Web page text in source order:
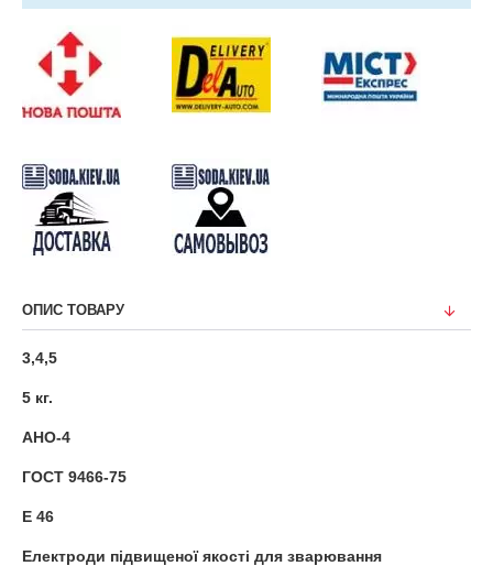
ОПИС ТОВАРУ
3,4,5
5 кг.
АНО-4
ГОСТ 9466-75
Е 46
Електроди підвищеної якості для зварювання